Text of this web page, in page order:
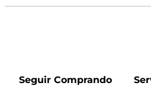
Seguir Comprando